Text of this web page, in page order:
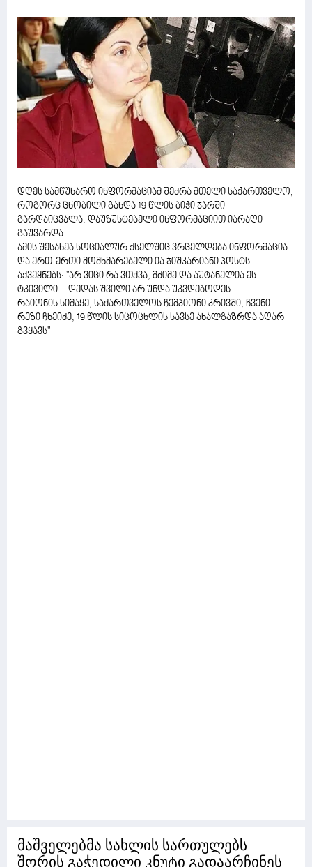
დღეს სამწუხარო ინფორმაციამ შეძრა მთელი საქართველო,
როგორც ცნობილი გახდა 19 წლის ბიჭი ჯარში
გარდაიცვალა. დაუზუსტებელი ინფორმაციით იარაღი
გაუვარდა.
ამის შესახებ სოციალურ ქსელშიც ვრცელდება ინფორმაცია
და ერთ-ერთი მომხმარებელი ია ჯიშკარიანი პოსტს
აქვეყნებს: "არ ვიცი რა ვთქვა, მძიმე და აუტანელია ეს
ტკივილი... დედას შვილი არ უნდა უკვდებოდეს...
რაიონის სიმაყე, საქართველოს ჩემპიონი კრივში, ჩვენი
რეზი ჩხეიძე, 19 წლის სიცოცხლის სავსე ახალგაზრდა აღარ
გვყავს"
მაშველებმა სახლის სართულებს
შორის გაჭედილი კნუტი გადაარჩინეს